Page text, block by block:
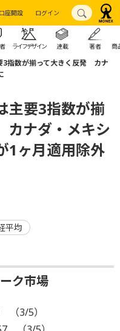
口座開設 ログイン
ライフデザイン 連載 著者 商
3指数が揃って大きく反発 カナ
主要3指数が揃
ナダ・メキシ
1ヶ月適用除外
平均
ク市場
3/5）